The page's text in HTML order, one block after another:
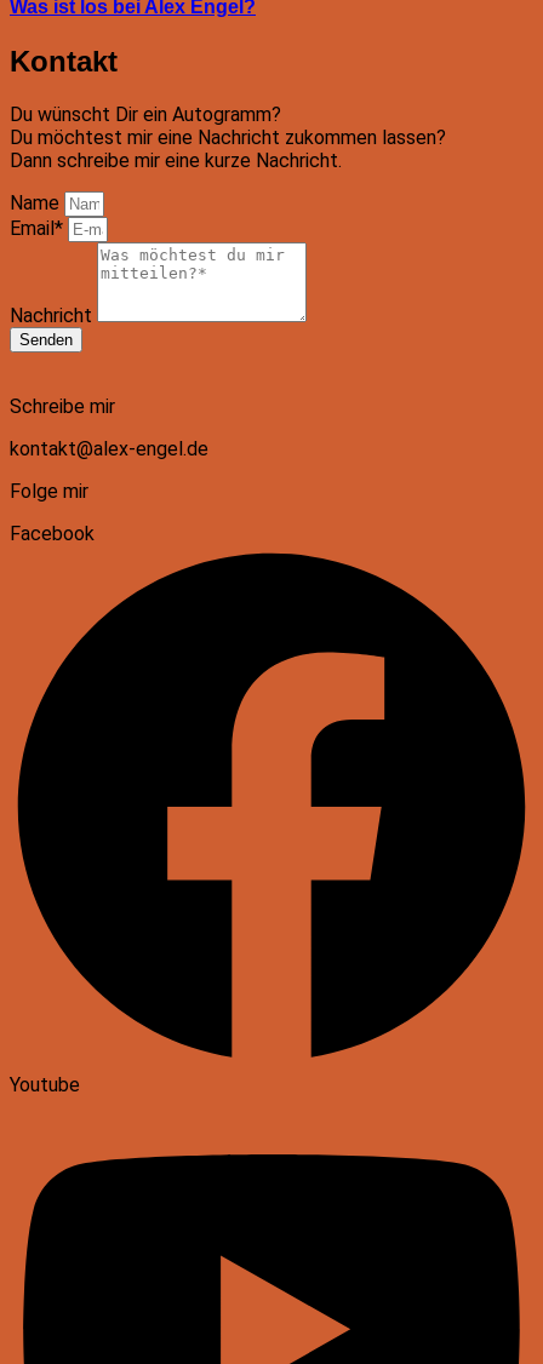
Was ist los bei Alex Engel?
Kontakt
Du wünscht Dir ein Autogramm?
Du möchtest mir eine Nachricht zukommen lassen?
Dann schreibe mir eine kurze Nachricht.
Name
Email*
Nachricht
Senden
Schreibe mir
kontakt@alex-engel.de
Folge mir
Facebook
Youtube